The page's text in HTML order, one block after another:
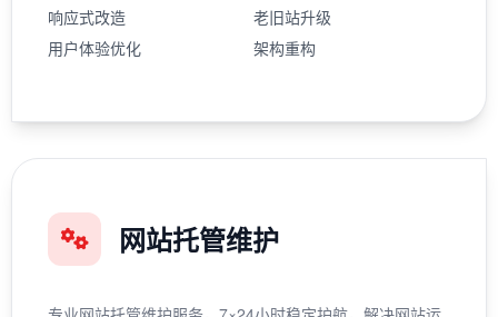
响应式改造
老旧站升级
用户体验优化
架构重构
网站托管维护